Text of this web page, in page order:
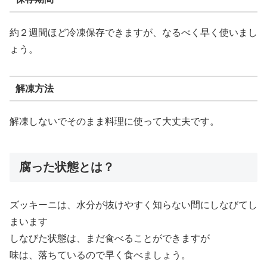
約２週間ほど冷凍保存できますが、なるべく早く使いまし
ょう。
解凍方法
解凍しないでそのまま料理に使って大丈夫です。
腐った状態とは？
ズッキーニは、水分が抜けやすく知らない間にしなびてし
まいます
しなびた状態は、まだ食べることができますが
味は、落ちているので早く食べましょう。